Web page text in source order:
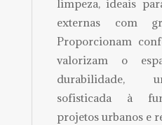
limpeza, ideais
externas com
Proporcionam
valorizam o
durabilidade,
sofisticada à
projetos urbanos e